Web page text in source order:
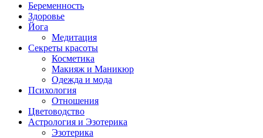
Беременность
Здоровье
Йога
Медитация
Секреты красоты
Косметика
Макияж и Маникюр
Одежда и мода
Психология
Отношения
Цветоводство
Астрология и Эзотерика
Эзотерика